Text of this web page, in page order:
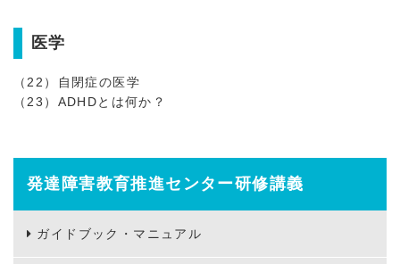
医学
（22）自閉症の医学
（23）ADHDとは何か？
発達障害教育推進センター研修講義
ガイドブック・マニュアル